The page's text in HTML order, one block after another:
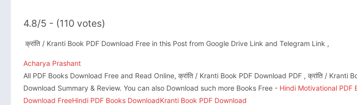
4.8/5 - (110 votes)
क्रांति / Kranti Book PDF Download Free in this Post from Google Drive Link and Telegram Link ,
Acharya Prashant
All PDF Books Download Free and Read Online, क्रांति / Kranti Book PDF Download PDF , क्रांति / Kranti
Download Summary & Review. You can also Download such more Books Free - Hindi Motivational PDF
Download FreeHindi PDF Books DownloadKranti Book PDF Download